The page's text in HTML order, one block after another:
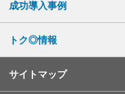
成功導入事例
トク◎情報
サイトマップ